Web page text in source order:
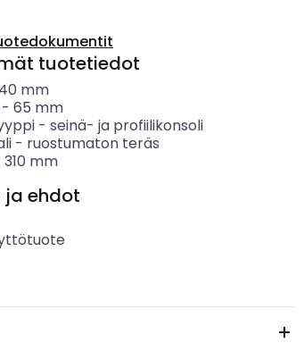
tuotetiedot
40 mm
- 65 mm
- seinä- ja profiilikonsoli
- ruostumaton teräs
310 mm
ja ehdot